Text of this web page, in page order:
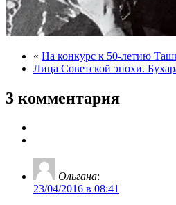
« На конкурс к 50-летию
Лица Советской эпохи.
3 комментария
Ольгана:
23/04/2016 в 08:41